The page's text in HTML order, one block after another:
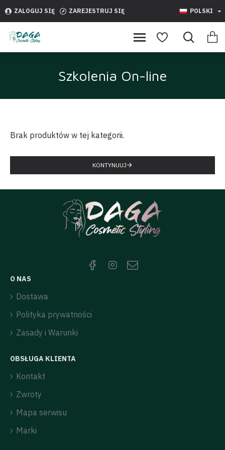
ZALOGUJ SIĘ ZAREJESTRUJ SIĘ POLSKI
Szkolenia On-line
Brak produktów w tej kategorii.
KONTYNUUJ
O NAS
Dostawa
Polityka prywatności
Zasady i Warunki
OBSŁUGA KLIENTA
Kontakt
Zwroty
Mapa serwisu
Marki